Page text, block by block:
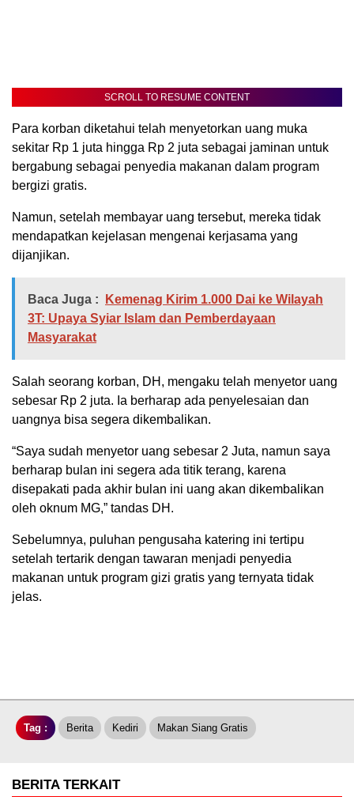
SCROLL TO RESUME CONTENT
Para korban diketahui telah menyetorkan uang muka
sekitar Rp 1 juta hingga Rp 2 juta sebagai jaminan untuk
bergabung sebagai penyedia makanan dalam program
bergizi gratis.
Namun, setelah membayar uang tersebut, mereka tidak
mendapatkan kejelasan mengenai kerjasama yang
dijanjikan.
Baca Juga :
Kemenag Kirim 1.000 Dai ke Wilayah
3T: Upaya Syiar Islam dan Pemberdayaan
Masyarakat
Salah seorang korban, DH, mengaku telah menyetor uang
sebesar Rp 2 juta. Ia berharap ada penyelesaian dan
uangnya bisa segera dikembalikan.
“Saya sudah menyetor uang sebesar 2 Juta, namun saya
berharap bulan ini segera ada titik terang, karena
disepakati pada akhir bulan ini uang akan dikembalikan
oleh oknum MG,” tandas DH.
Sebelumnya, puluhan pengusaha katering ini tertipu
setelah tertarik dengan tawaran menjadi penyedia
makanan untuk program gizi gratis yang ternyata tidak
jelas.
Tag : Berita Kediri Makan Siang Gratis
BERITA TERKAIT